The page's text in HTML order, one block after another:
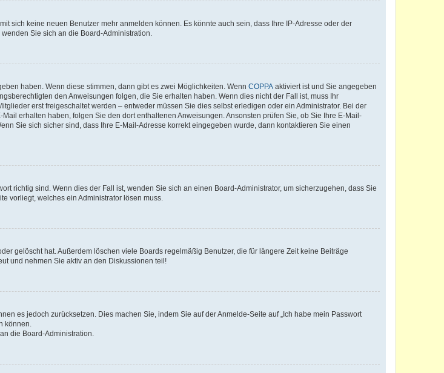
sich keine neuen Benutzer mehr anmelden können. Es könnte auch sein, dass Ihre IP-Adresse oder der
Sie sich an die Board-Administration.
haben. Wenn diese stimmen, dann gibt es zwei Möglichkeiten. Wenn COPPA aktiviert ist und Sie angegeben
den Anweisungen folgen, die Sie erhalten haben. Wenn dies nicht der Fall ist, muss Ihr
erst freigeschaltet werden – entweder müssen Sie dies selbst erledigen oder ein Administrator. Bei der
erhalten haben, folgen Sie den dort enthaltenen Anweisungen. Ansonsten prüfen Sie, ob Sie Ihre E-Mail-
Sie sich sicher sind, dass Ihre E-Mail-Adresse korrekt eingegeben wurde, dann kontaktieren Sie einen
richtig sind. Wenn dies der Fall ist, wenden Sie sich an einen Board-Administrator, um sicherzugehen, dass Sie
vorliegt, welches ein Administrator lösen muss.
gelöscht hat. Außerdem löschen viele Boards regelmäßig Benutzer, die für längere Zeit keine Beiträge
und nehmen Sie aktiv an den Diskussionen teil!
es jedoch zurücksetzen. Dies machen Sie, indem Sie auf der Anmelde-Seite auf „Ich habe mein Passwort
können.
die Board-Administration.